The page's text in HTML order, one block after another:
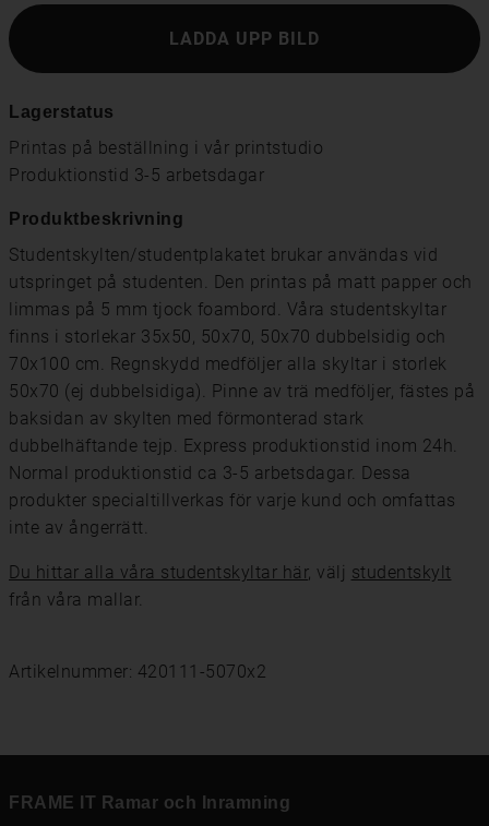
LADDA UPP BILD
Lagerstatus
Printas på beställning i vår printstudio
Produktionstid 3-5 arbetsdagar
Produktbeskrivning
Studentskylten/studentplakatet brukar användas vid
utspringet på studenten. Den printas på matt papper och
limmas på 5 mm tjock foambord. Våra studentskyltar
finns i storlekar 35x50, 50x70, 50x70 dubbelsidig och
70x100 cm. Regnskydd medföljer alla skyltar i storlek
50x70 (ej dubbelsidiga). Pinne av trä medföljer, fästes på
baksidan av skylten med förmonterad stark
dubbelhäftande tejp. Express produktionstid inom 24h.
Normal produktionstid ca 3-5 arbetsdagar. Dessa
produkter specialtillverkas för varje kund och omfattas
inte av ångerrätt.
Du hittar alla våra studentskyltar här, välj studentskylt
från våra mallar.
Artikelnummer: 420111-5070x2
FRAME IT Ramar och Inramning